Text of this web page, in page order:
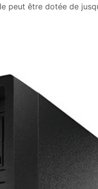
peut être dotée de